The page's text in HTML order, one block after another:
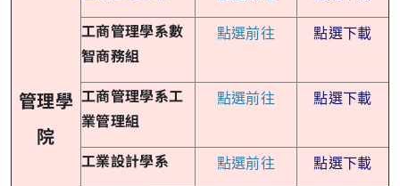
管理學
院
工商管理學系數
智商務組
點選前往 點選下載
工商管理學系工
業管理組
點選前往 點選下載
工業設計學系 點選前往
點選下載